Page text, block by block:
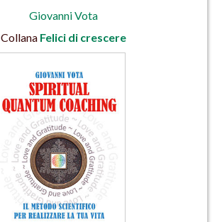
Giovanni Vota
Collana Felici di crescere